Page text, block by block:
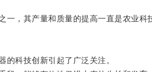
，其产量和质量的提高一直是农业科
科技创新引起了广泛关注。